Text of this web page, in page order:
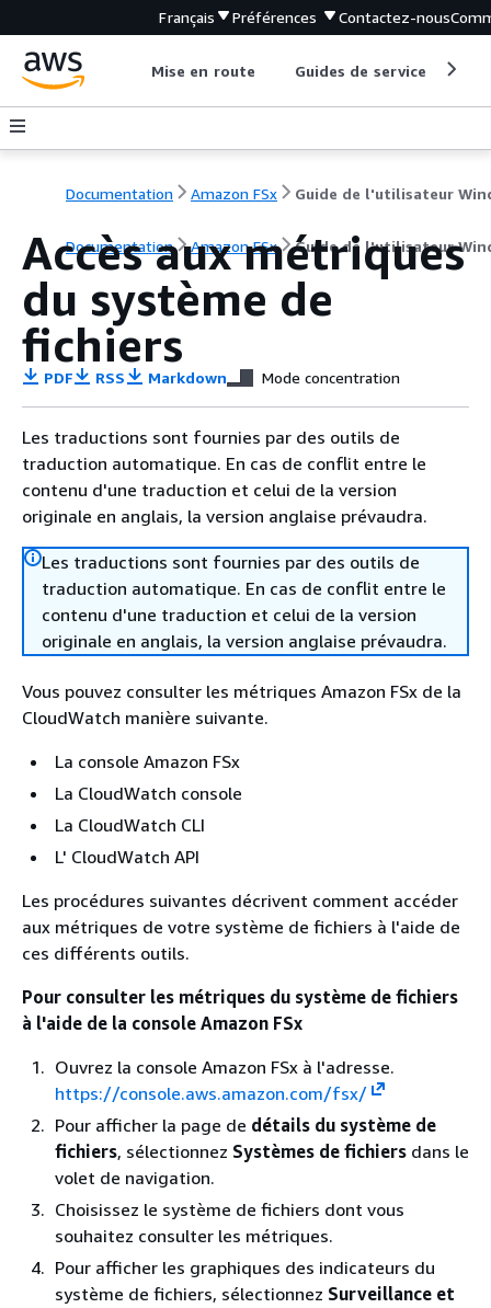
Français Préférences Contactez-nous
Mise en route Guides de service
Documentation Amazon FSx
Documentation Amazon FSx Guide de l'utilisateur
Accès aux métriques
du système de
fichiers
PDF RSS Markdown Mode concentration
Les traductions sont fournies par des outils de
traduction automatique. En cas de conflit entre le
contenu d'une traduction et celui de la version
originale en anglais, la version anglaise prévaudra.
Les traductions sont fournies par des outils de
traduction automatique. En cas de conflit entre le
contenu d'une traduction et celui de la version
originale en anglais, la version anglaise prévaudra.
Vous pouvez consulter les métriques Amazon FSx de la
CloudWatch manière suivante.
La console Amazon FSx
La CloudWatch console
La CloudWatch CLI
L' CloudWatch API
Les procédures suivantes décrivent comment accéder
aux métriques de votre système de fichiers à l'aide de
ces différents outils.
Pour consulter les métriques du système de fichiers
à l'aide de la console Amazon FSx
Ouvrez la console Amazon FSx à l'adresse.
https://console.aws.amazon.com/fsx/
Pour afficher la page de détails du système de
fichiers, sélectionnez Systèmes de fichiers dans le
volet de navigation.
Choisissez le système de fichiers dont vous
souhaitez consulter les métriques.
Pour afficher les graphiques des indicateurs du
système de fichiers, sélectionnez Surveillance et